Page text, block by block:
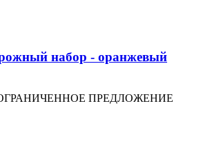
набор - оранжевый
ПРЕДЛОЖЕНИЕ